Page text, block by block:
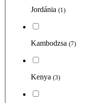
Jordánia (1)
Kambodzsa (7)
Kenya (3)